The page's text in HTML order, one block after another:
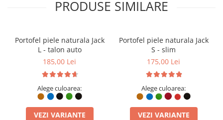
Avem numai clienti multumiti si incercam sa pastram acest
Suntem activi si pe instagram:
elyk.creations
pe facebook:
PRODUSE SIMILARE
Portofel piele naturala Jack
L - talon auto
185,00 Lei
Alege culoarea:
VEZI VARIANTE
Portofel piele naturala Jack
S - slim
175,00 Lei
Alege culoarea:
VEZI VARIANTE